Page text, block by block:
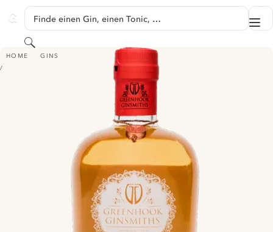
GINVENTORY
Finde einen Gin, einen Tonic, …
Suchen
HOME GINS
GREENHOOK GINSMITHS OLD TOM GIN